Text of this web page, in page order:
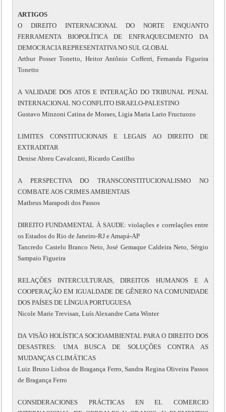
ARTIGOS
O DIREITO INTERNACIONAL DO NORTE ENQUANTO
FERRAMENTA BIOPOLÍTICA DE ENFRAQUECIMENTO DA
DEMOCRACIA REPRESENTATIVA NO SUL GLOBAL
Arthur Posser Tonetto, Heitor Antônio Cofferri, Fernanda Figueira
Tonetto
A VALIDADE DOS ATOS E INTERAÇÃO DO TRIBUNAL PENAL
INTERNACIONAL NO CONFLITO ISRAELO-PALESTINO
Gustavo Minzoni Catina de Moraes, Ligia Maria Lario Fructuozo
LIMITES CONSTITUCIONAIS E LEGAIS AO DIREITO DE
EXTRADITAR
Denise Abreu Cavalcanti, Ricardo Castilho
A PERSPECTIVA DO TRANSCONSTITUCIONALISMO NO
COMBATE AOS CRIMES AMBIENTAIS
Matheus Marapodi dos Passos
DIREITO FUNDAMENTAL À SAUDE: violações e correlações entre
os Estados do Rio de Janeiro-RJ e Amapá-AP
Tancredo Castelo Branco Neto, José Gemaque Caldeira Neto, Sérgio
Sampaio Figueira
RELAÇÕES INTERCULTURAIS, DIREITOS HUMANOS E A
COOPERAÇÃO EM IGUALDADE DE GÊNERO NA COMUNIDADE
DOS PAÍSES DE LÍNGUA PORTUGUESA
Nicole Marie Trevisan, Luís Alexandre Carta Winter
DA VISÃO HOLÍSTICA SOCIOAMBIENTAL PARA O DIREITO DOS
DESASTRES: UMA BUSCA DE SOLUÇÕES CONTRA AS
MUDANÇAS CLIMÁTICAS
Luiz Bruno Lisboa de Bragança Ferro, Sandra Regina Oliveira Passos
de Bragança Ferro
CONSIDERACIONES PRÁCTICAS EN EL COMERCIO